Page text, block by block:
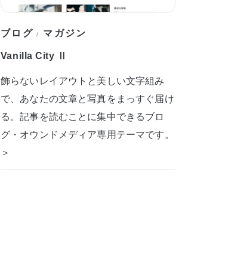
ブログ / マガジン
Vanilla City Ⅱ
飾らないレイアウトと美しい文字組み
で、あなたの文章と写真をまっすぐ届け
る。記事を読むことに集中できるブロ
グ・オウンドメディア専用テーマです。
＞